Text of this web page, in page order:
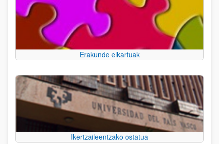
Erakunde elkartuak
Ikertzaileentzako ostatua